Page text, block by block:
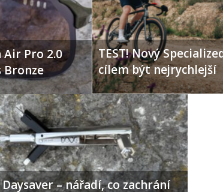
Air Pro 2.0
TEST! Nový
cílem být nejrychlejší
Daysaver – nářadí, co zachrání